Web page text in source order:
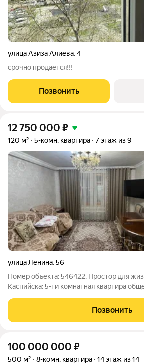
улица Азиза Алиева,4
срочно продаётся!!!
Позвонить
12 750 000 ₽
120 м² 5-комн. квартира 7 этаж из 9
улица Ленина,56
Номер объекта: 546422. Простор для
Каспийска: 5-ти комнатная квартира
будет своя комната, а гостиная станет
для друзей? Эта квартира
Позвонить
100 000 000 ₽
500 м² 8-комн. квартира 14 этаж из 14